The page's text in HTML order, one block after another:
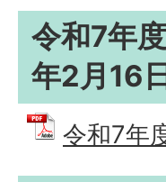
令和7年
年2月16
令和7年